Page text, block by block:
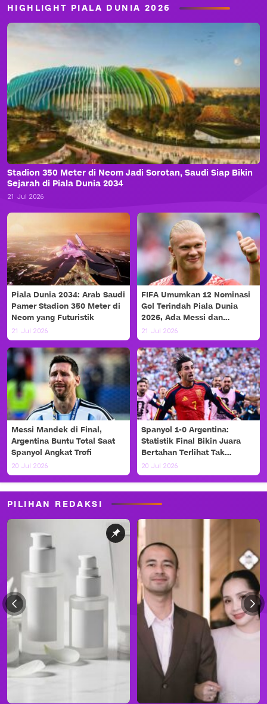
HIGHLIGHT PIALA DUNIA 2026
Stadion 350 Meter di Neom Jadi Sorotan, Saudi Siap Bikin
Sejarah di Piala Dunia 2034
21 Jul 2026
Piala Dunia 2034: Arab Saudi
Pamer Stadion 350 Meter di
Neom yang Futuristik
21 Jul 2026
FIFA Umumkan 12 Nominasi
Gol Terindah Piala Dunia
2026, Ada Messi dan
Haaland!
21 Jul 2026
Messi Mandek di Final,
Argentina Buntu Total Saat
Spanyol Angkat Trofi
20 Jul 2026
Spanyol 1-0 Argentina:
Statistik Final Bikin Juara
Bertahan Terlihat Tak
Berdaya
20 Jul 2026
PILIHAN REDAKSI